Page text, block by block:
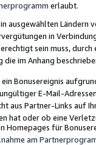
erlaubt.
ausgewählten Ländern
in
sein muss,
im Anhang
Bonusereignis
E-Mail-
aus Partner-Links auf
hat oder ob eine
für
am